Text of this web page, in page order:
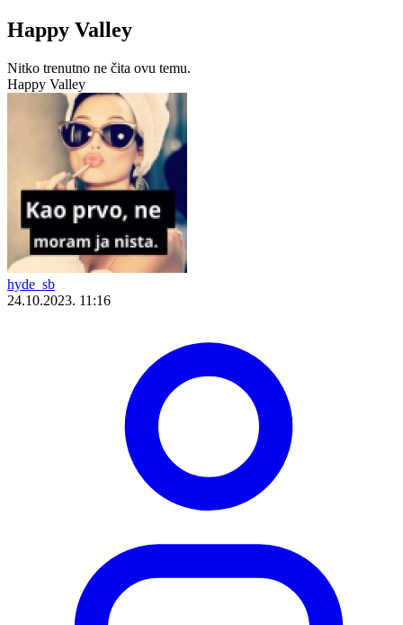
Happy Valley
Nitko trenutno ne čita ovu temu.
Happy Valley
hyde_sb
24.10.2023. 11:16